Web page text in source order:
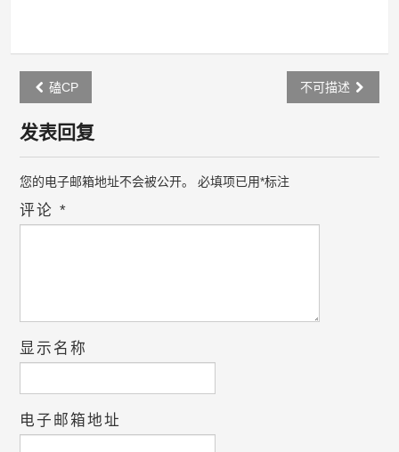
Post
navigation
磕CP 不可描述
发表回复
您的电子邮箱地址不会被公开。 必填项已用*标注
评论*
显示名称
电子邮箱地址